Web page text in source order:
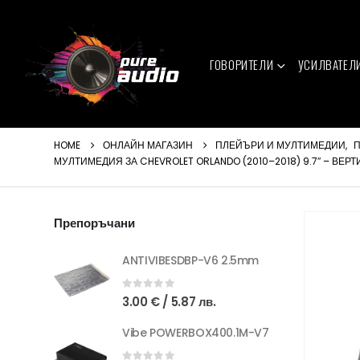
ГОВОРИТЕЛИ
HOME ОНЛАЙН МАГАЗИН ПЛЕЙЪРИ И МУЛТИМЕДИИ,
МУЛТИМЕДИЯ ЗА CHEVROLET ORLANDO (2010–2018) 9.7″ –
Препоръчани
ANTIVIBESDBP-V6 2.5mm
0out of 5
3.00 €/ 5.87 лв.
Vibe POWERBOX400.1M-V7